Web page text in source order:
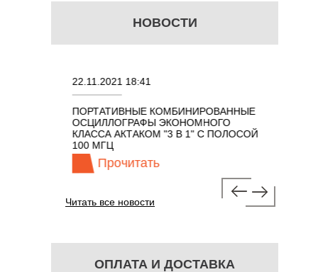
НОВОСТИ
22.11.2021 18:41
ПОРТАТИВНЫЕ КОМБИНИРОВАННЫЕ
ОСЦИЛЛОГРАФЫ ЭКОНОМНОГО
КЛАССА АКТАКОМ "3 В 1" С ПОЛОСОЙ
100 МГЦ
Прочитать
Читать все новости
ОПЛАТА И ДОСТАВКА